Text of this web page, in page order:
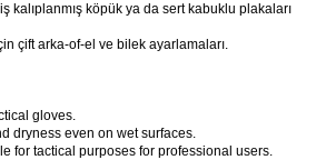
kalıplanmış köpük ya da sert kabuklu plakaları
çift arka-of-el ve bilek ayarlamaları.
gloves.
dryness even on wet surfaces.
for tactical purposes for professional users.